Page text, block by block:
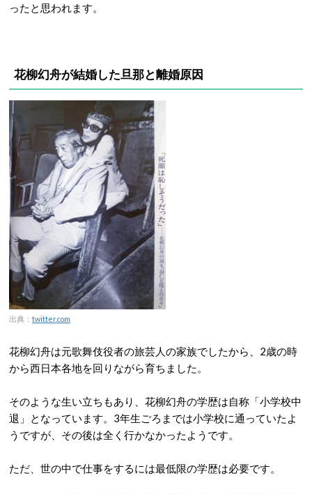
ったと思われます。
花柳幻舟が結婚した旦那と離婚原因
出典： twitter.com
花柳幻舟は元歌舞伎役者の旅芸人の家族でしたから、2歳の時
から西日本各地を回りながら育ちました。
そのような生い立ちもあり、花柳幻舟の学歴は自称「小学校中
退」となっています。3年生ごろまでは小学校に通っていたよ
うですが、その後は全く行かなかったようです。
ただ、世の中で仕事をするには最低限の学歴は必要です。